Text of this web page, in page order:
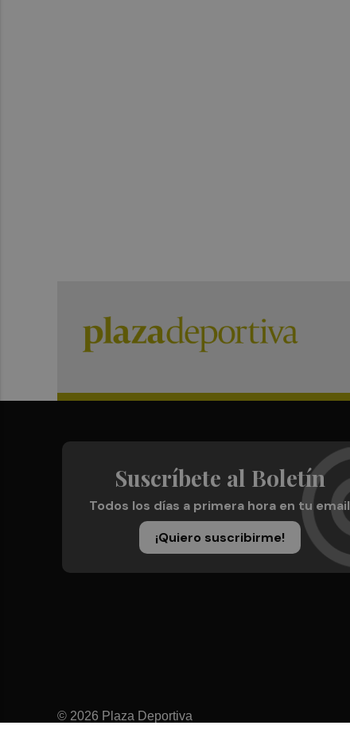
Suscríbete al Boletín
Todos los días a primera hora en tu email
¡Quiero suscribirme!
© 2026 Plaza Deportiva